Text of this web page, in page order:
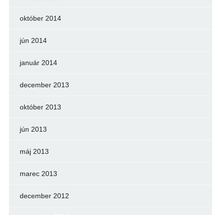
október 2014
jún 2014
január 2014
december 2013
október 2013
jún 2013
máj 2013
marec 2013
december 2012